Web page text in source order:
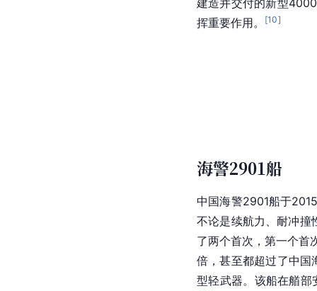
挥重要作用。
[10]
海警2901船
中国海警2901船于
不论是续航力、耐冲撞
了两个首次，第一个首
倍，甚至都超过了中国
型轻武器。该船在艏部